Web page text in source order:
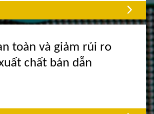
toàn và giảm rủi ro
chất bán dẫn